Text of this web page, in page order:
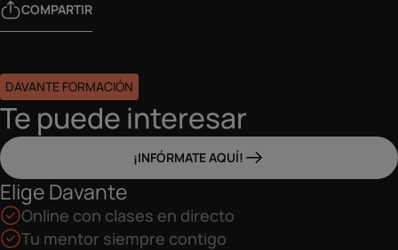
COMPARTIR
DAVANTE FORMACIÓN
Te puede interesar
¡INFÓRMATE AQUÍ!
Elige Davante
Online con clases en directo
Tu mentor siempre contigo